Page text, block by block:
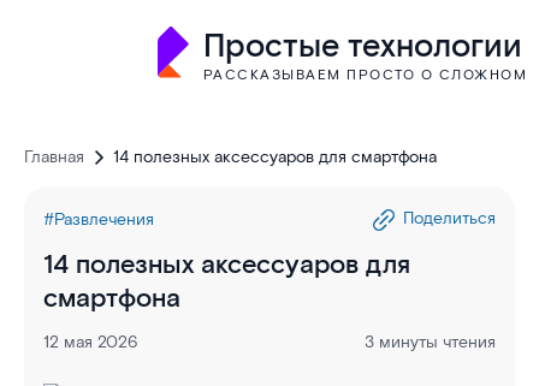
Простые технологии
РАССКАЗЫВАЕМ ПРОСТО О СЛОЖНОМ
Главная 14 полезных аксессуаров для смартфона
#Развлечения Поделиться
14 полезных аксессуаров для
смартфона
12 мая 2026 3 минуты чтения